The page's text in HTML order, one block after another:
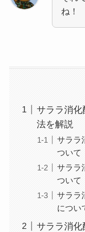
ね！
サララ消
法を解説
サララ
ついて
サララ
ついて
サララ
につい
サララ消